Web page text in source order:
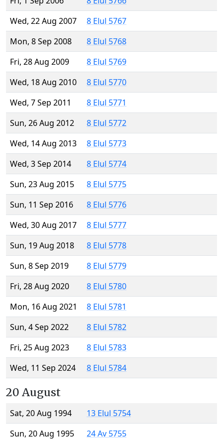
Wed, 22 Aug 2007
8 Elul 5767
Mon, 8 Sep 2008
8 Elul 5768
Fri, 28 Aug 2009
8 Elul 5769
Wed, 18 Aug 2010
8 Elul 5770
Wed, 7 Sep 2011
8 Elul 5771
Sun, 26 Aug 2012
8 Elul 5772
Wed, 14 Aug 2013
8 Elul 5773
Wed, 3 Sep 2014
8 Elul 5774
Sun, 23 Aug 2015
8 Elul 5775
Sun, 11 Sep 2016
8 Elul 5776
Wed, 30 Aug 2017
8 Elul 5777
Sun, 19 Aug 2018
8 Elul 5778
Sun, 8 Sep 2019
8 Elul 5779
Fri, 28 Aug 2020
8 Elul 5780
Mon, 16 Aug 2021
8 Elul 5781
Sun, 4 Sep 2022
8 Elul 5782
Fri, 25 Aug 2023
8 Elul 5783
Wed, 11 Sep 2024
8 Elul 5784
20 August
Sat, 20 Aug 1994
13 Elul 5754
Sun, 20 Aug 1995
24 Av 5755